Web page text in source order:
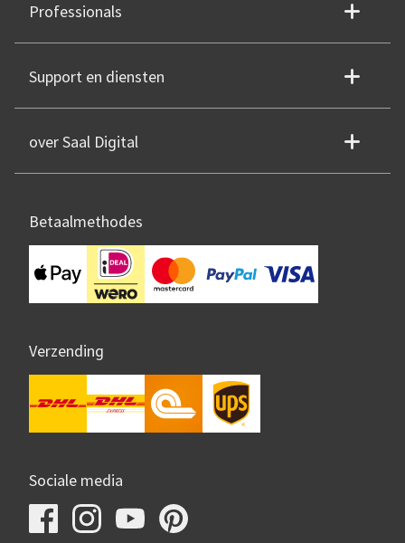
Professionals
Support en diensten
over Saal Digital
Betaalmethodes
Verzending
Sociale media